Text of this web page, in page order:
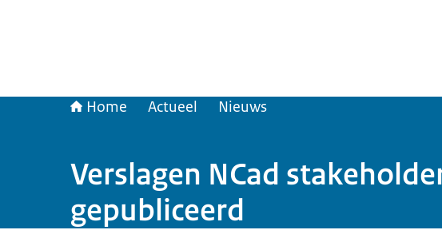
Home Actueel Nieuws
Verslagen NCad
gepubliceerd